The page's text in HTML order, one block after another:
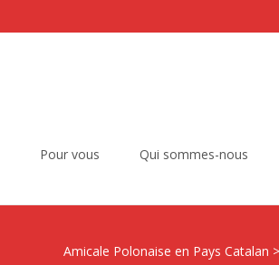
Pour vous Qui sommes-nous
Amicale Polonaise en Pays Catalan >